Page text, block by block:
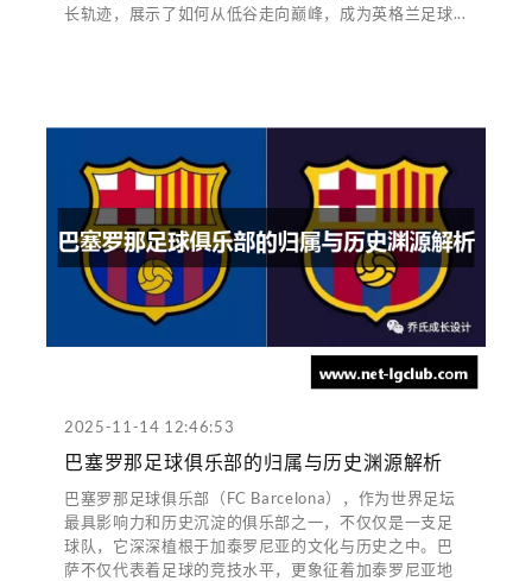
长轨迹，展示了如何从低谷走向巅峰，成为英格兰足球...
2025-11-14 12:46:53
巴塞罗那足球俱乐部的归属与历史渊源解析
巴塞罗那足球俱乐部（FC Barcelona），作为世界足坛
最具影响力和历史沉淀的俱乐部之一，不仅仅是一支足
球队，它深深植根于加泰罗尼亚的文化与历史之中。巴
萨不仅代表着足球的竞技水平，更象征着加泰罗尼亚地